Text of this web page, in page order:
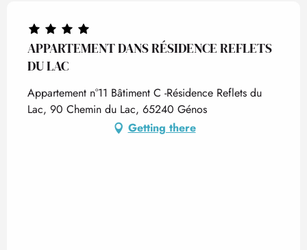
APPARTEMENT DANS RÉSIDENCE REFLETS
DU LAC
Appartement n°11 Bâtiment C -Résidence Reflets du
Lac, 90 Chemin du Lac, 65240 Génos
Getting there